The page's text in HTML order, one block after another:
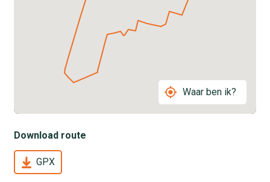
Waar ben ik?
Download route
GPX